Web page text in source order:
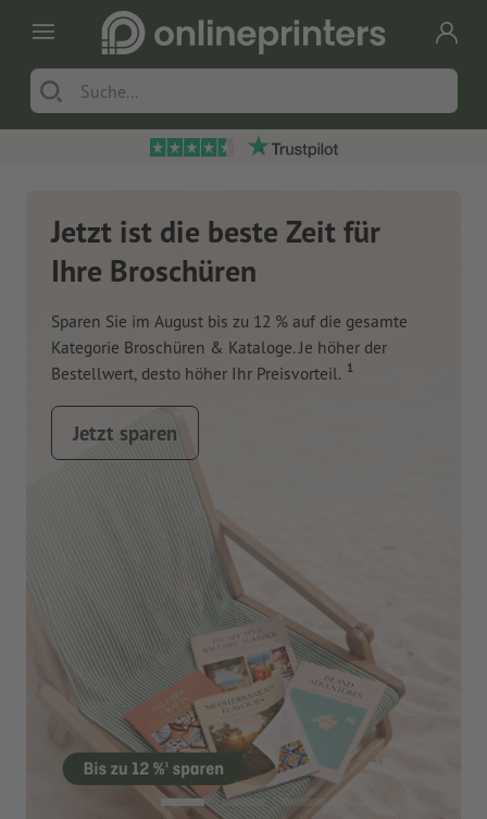
Jetzt ist die beste Zeit für
Ihre Broschüren
Sparen Sie im August bis zu 12 % auf die gesamte
Kategorie Broschüren & Kataloge. Je höher der
Bestellwert, desto höher Ihr Preisvorteil. 1
Jetzt sparen